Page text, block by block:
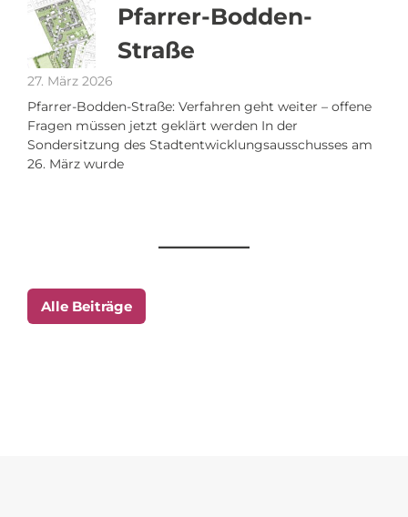
Pfarrer-Bodden-
Straße
27. März 2026
Pfarrer-Bodden-Straße: Verfahren geht weiter – offene
Fragen müssen jetzt geklärt werden In der
Sondersitzung des Stadtentwicklungsausschusses am
26. März wurde
Alle Beiträge